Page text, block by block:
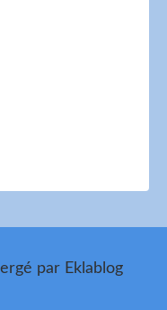
par Eklablog